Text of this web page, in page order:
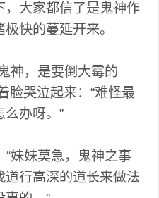
，大家都信了是鬼神作
快的蔓延开来。
神，是要倒大霉的
脸哭泣起来：“难怪最
办呀。”
妹妹莫急，鬼神之事
行高深的道长来做法